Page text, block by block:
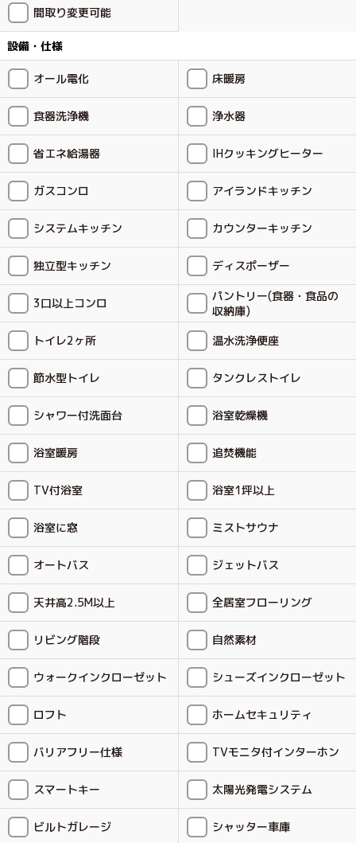
間取り変更可能
設備・仕様
オール電化 床暖房
食器洗浄機 浄水器
省エネ給湯器 IHクッキングヒーター
ガスコンロ アイランドキッチン
システムキッチン カウンターキッチン
独立型キッチン ディスポーザー
3口以上コンロ
パントリー(食器・食品の
収納庫)
トイレ2ヶ所
温水洗浄便座
節水型トイレ タンクレストイレ
シャワー付洗面台 浴室乾燥機
浴室暖房 追焚機能
TV付浴室 浴室1坪以上
浴室に窓 ミストサウナ
オートバス ジェットバス
天井高2.5M以上 全居室フローリング
リビング階段 自然素材
ウォークインクローゼット シューズインクローゼット
ロフト ホームセキュリティ
バリアフリー仕様 TVモニタ付インターホン
スマートキー 太陽光発電システム
ビルトガレージ シャッター車庫